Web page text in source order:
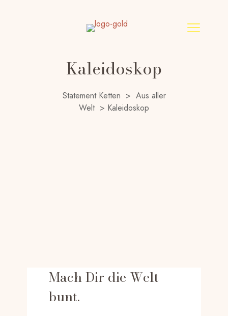
Kaleidoskop
Statement Ketten > Aus aller
Welt > Kaleidoskop
Mach Dir die Welt
bunt.